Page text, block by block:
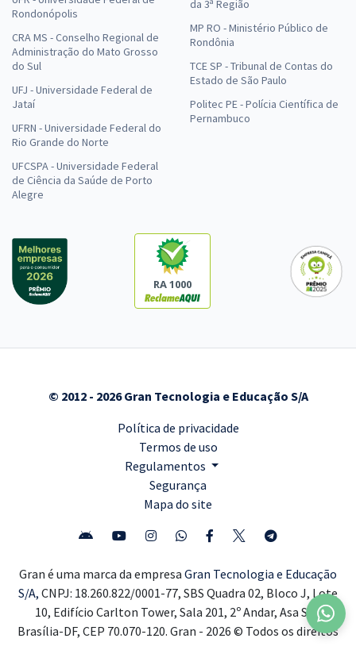
Rondonópolis
CRA MS - Conselho Regional de
Administração do Mato Grosso
do Sul
UFJ - Universidade Federal de
Jataí
UFRN - Universidade Federal do
Rio Grande do Norte
UFCSPA - Universidade Federal
de Ciência da Saúde de Porto
Alegre
da 3ª Região
MP RO - Ministério Público de
Rondônia
TCE SP - Tribunal de Contas do
Estado de São Paulo
Politec PE - Polícia Científica de
Pernambuco
RA 1000
© 2012 - 2026 Gran Tecnologia e Educação S/A
Política de privacidade
Termos de uso
Regulamentos
Segurança
Mapa do site
Gran é uma marca da empresa Gran Tecnologia e Educação
S/A, CNPJ: 18.260.822/0001-77, SBS Quadra 02, Bloco J, Lote
10, Edifício Carlton Tower, Sala 201, 2º Andar, Asa Sul,
Brasília-DF, CEP 70.070-120. Gran - 2026 © Todos os direitos